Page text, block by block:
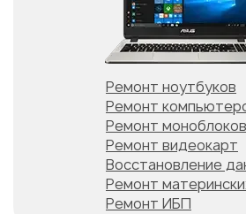
Ремонт ноутбуков
Ремонт
Ремонт моноблоков
Ремонт видеокарт
Восстановление
Ремонт
Ремонт ИБП